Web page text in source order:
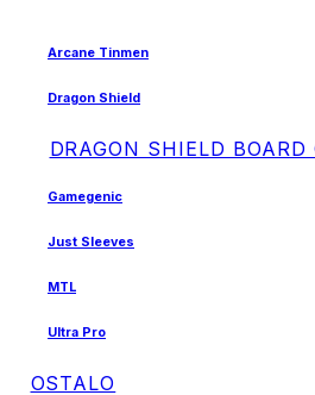
Arcane Tinmen
Dragon Shield
DRAGON SHIELD BOARD
Gamegenic
Just Sleeves
MTL
Ultra Pro
OSTALO